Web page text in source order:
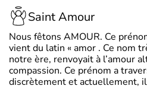
Saint Amour
Nous fêtons AMOUR. Ce
vient du latin « amor . Ce nom
notre ère, renvoyait à l’amour
compassion. Ce prénom a
discrètement et actuellement,